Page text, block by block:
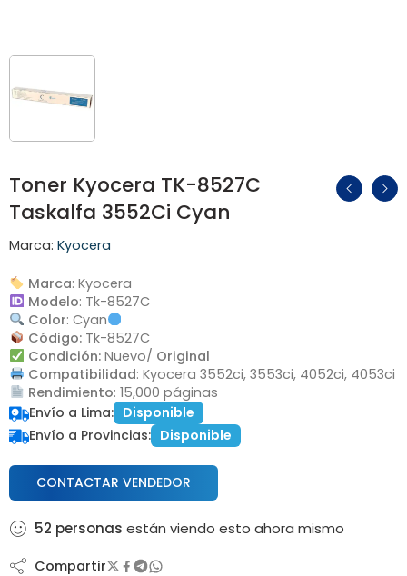
Toner Kyocera TK-8527C
Taskalfa 3552Ci Cyan
Marca: Kyocera
Marca: Kyocera
Modelo: Tk-8527C
Color: Cyan
Código:Tk-8527C
Condición: Nuevo/ Original
Compatibilidad: Kyocera 3552ci, 3553ci, 4052ci, 4053ci
Rendimiento: 15,000 páginas
Envío a Lima: Disponible
Envío a Provincias: Disponible
CONTACTAR VENDEDOR
52 personas están viendo esto ahora mismo
Compartir